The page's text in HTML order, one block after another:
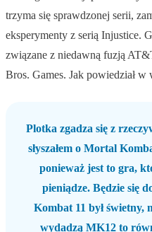
trzyma się sprawdzonej serii,
eksperymenty z serią Injustice.
związane z niedawną fuzją
Bros. Games. Jak powiedział w
Plotka zgadza się z
słyszałem o Mortal
ponieważ jest to gra,
pieniądze. Będzie się
Kombat 11 był świetny,
wydadzą MK12 to